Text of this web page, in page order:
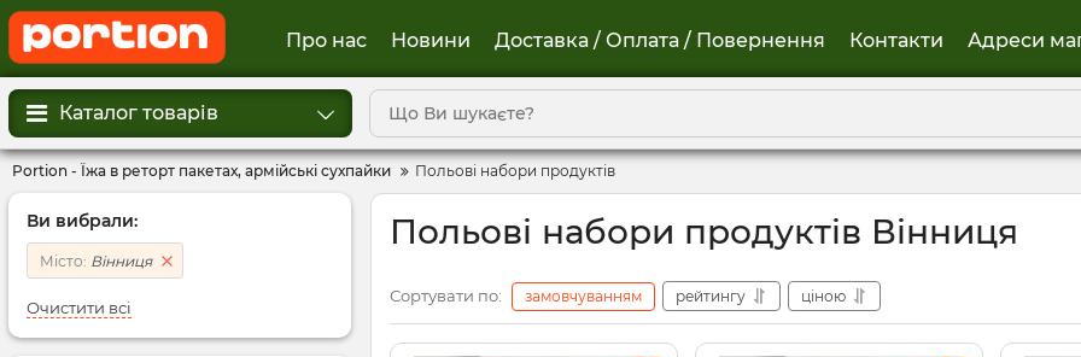
Про нас Новини Доставка / Оплата / Повернення Контакти Адреси
Каталог товарів
Portion - Їжа в реторт пакетах, армійські сухпайки Польові набори продуктів
Ви вибрали:
Місто: Вінниця
Очистити всі
Польові набори продуктів Вінниця
Сортувати по: замовчуванням рейтингу ціною